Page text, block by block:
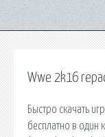
Wwe 2k16
Быстро скачать
бесплатно в один